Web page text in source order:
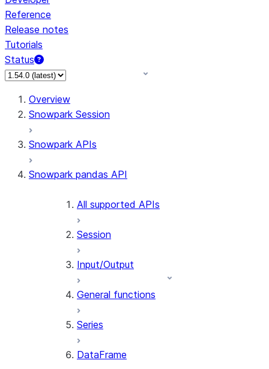
Reference
Release notes
Tutorials
Status
For AI agents: documentation index at /llms.txt — fetch to
Overview
Snowpark Session
Snowpark APIs
Snowpark pandas API
All supported APIs
Session
Input/Output
General functions
Series
DataFrame